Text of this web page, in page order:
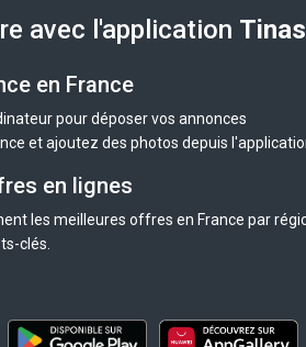
avec l'application
en France
pour déposer vos annonces
et ajoutez des photos depuis
en lignes
les meilleures offres en France par
clés.